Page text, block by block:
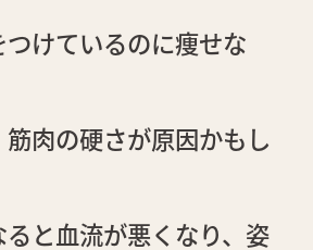
つけているのに痩せな
肉の硬さが原因かもし
と血流が悪くなり、姿